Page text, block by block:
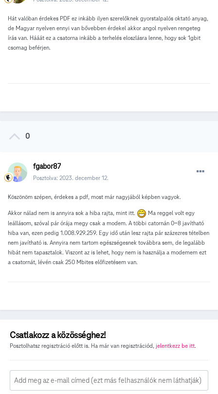
Hát valóban érdekes PDF ez inkább ilyen szerelőknek gyorstalpalós oktató anyag,
de Magyar nyelven ennyi van bővebben érdekel akkor angol nyelven rengeteg
írás van. Hááát ez a csatorna inkább a terhelés eloszlásra lenne, hogy sok 1gbit
csomag beférjen.
0
fgabor87
Posztolva: 2023. december 12.
Köszönöm szépen, érdekes a pdf, most már nagyjából képben vagyok.
Akkor nálad nem is annyira sok a hiba rajta, mint itt.
Ma reggel volt egy
leállásom, szóval pár órája megy csak a modem. A többi catornán 0-8 javítható
hiba van, ezen pedig 1.008.929.259. Egy idő után lesz rajta pár százezres tételben
nem javítható is. Annyira nem tartom egészségesnek továbbra sem, de legalább
hibát nem tapasztalok. Viszont az is lehet, hogy nem is használja a modemem ezt
a csatornát, lévén csak 250 Mbites előfizetésem van.
Csatlakozz a közösséghez!
Posztolhatsz regisztráció előtt is. Ha már van regisztrációd, jelentkezz be itt.